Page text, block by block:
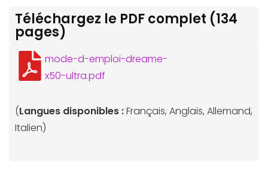
Téléchargez le PDF complet (134
pages)
mode-d-emploi-dreame-
x50-ultra.pdf
(Langues disponibles :Français, Anglais, Allemand,
Italien)